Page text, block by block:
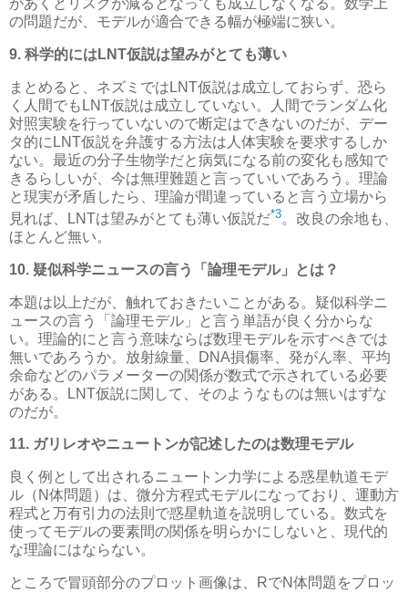
があくとリスクが減るとなっても成立しなくなる。数学上
の問題だが、モデルが適合できる幅が極端に狭い。
9. 科学的にはLNT仮説は望みがとても薄い
まとめると、ネズミではLNT仮説は成立しておらず、恐ら
く人間でもLNT仮説は成立していない。人間でランダム化
対照実験を行っていないので断定はできないのだが、デー
タ的にLNT仮説を弁護する方法は人体実験を要求するしか
ない。最近の分子生物学だと病気になる前の変化も感知で
きるらしいが、今は無理難題と言っていいであろう。理論
と現実が矛盾したら、理論が間違っていると言う立場から
見れば、LNTは望みがとても薄い仮説だ*3。改良の余地も、
ほとんど無い。
10. 疑似科学ニュースの言う「論理モデル」とは？
本題は以上だが、触れておきたいことがある。疑似科学ニ
ュースの言う「論理モデル」と言う単語が良く分からな
い。理論的にと言う意味ならば数理モデルを示すべきでは
無いであろうか。放射線量、DNA損傷率、発がん率、平均
余命などのパラメーターの関係が数式で示されている必要
がある。LNT仮説に関して、そのようなものは無いはずな
のだが。
11. ガリレオやニュートンが記述したのは数理モデル
良く例として出されるニュートン力学による惑星軌道モデ
ル（N体問題）は、微分方程式モデルになっており、運動方
程式と万有引力の法則で惑星軌道を説明している。数式を
使ってモデルの要素間の関係を明らかにしないと、現代的
な理論にはならない。
ところで冒頭部分のプロット画像は、RでN体問題をプロッ